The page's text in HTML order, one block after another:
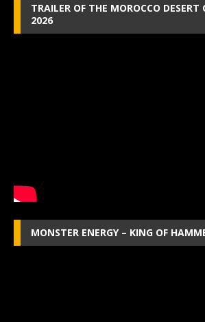
TRAILER OF THE MOROCCO DESERT
2026
MONSTER ENERGY – KING OF